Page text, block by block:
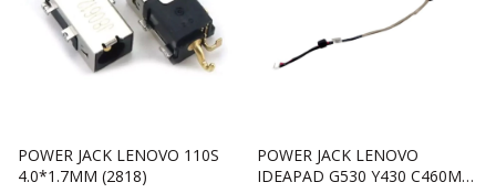
POWER JACK LENOVO 110S
4.0*1.7MM (2818)
POWER JACK LENOVO
IDEAPAD G530 Y430 C460M